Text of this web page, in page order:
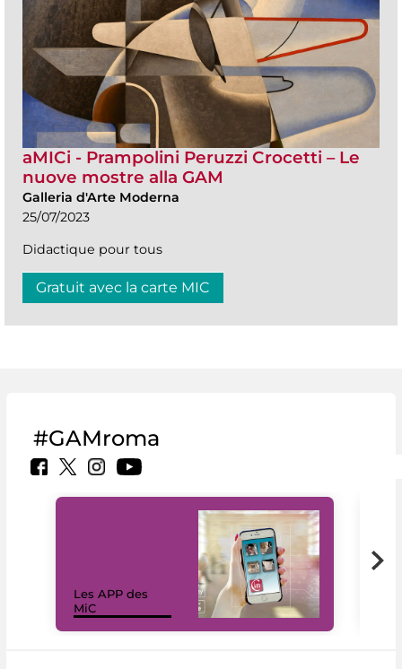
aMICi - Prampolini Peruzzi Crocetti – Le
nuove mostre alla GAM
Galleria d'Arte Moderna
25/07/2023
Didactique pour tous
Gratuit avec la carte MIC
#GAMroma
Les APP des
MiC